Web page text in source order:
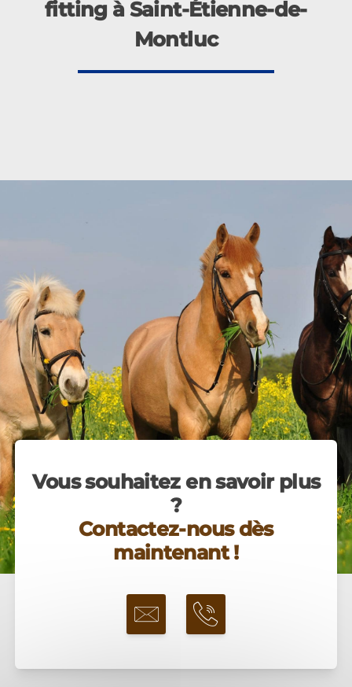
fitting à Saint-Étienne-de-
Montluc
Vous souhaitez en savoir plus
?
Contactez-nous dès
maintenant !